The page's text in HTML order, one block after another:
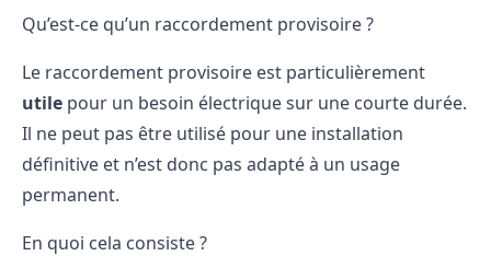
Qu’est-ce qu’un raccordement provisoire ?
Le raccordement provisoire est particulièrement
utile pour un besoin électrique sur une courte durée.
Il ne peut pas être utilisé pour une installation
définitive et n’est donc pas adapté à un usage
permanent.
En quoi cela consiste ?